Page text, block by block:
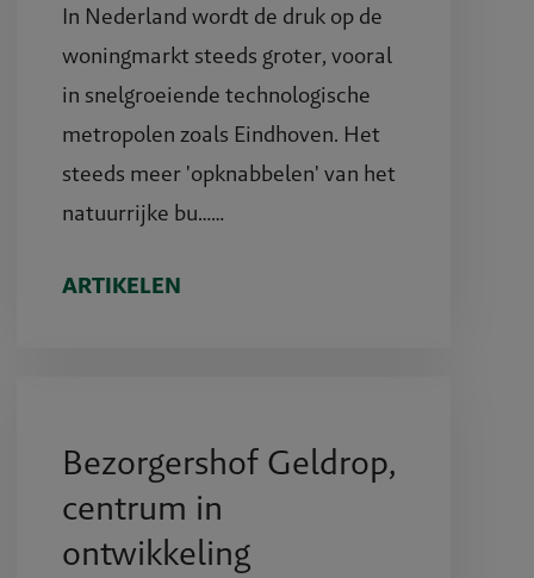
In Nederland wordt de druk op de
woningmarkt steeds groter, vooral
in snelgroeiende technologische
metropolen zoals Eindhoven. Het
steeds meer 'opknabbelen' van het
natuurrijke bu……
ARTIKELEN
Bezorgershof Geldrop,
centrum in
ontwikkeling